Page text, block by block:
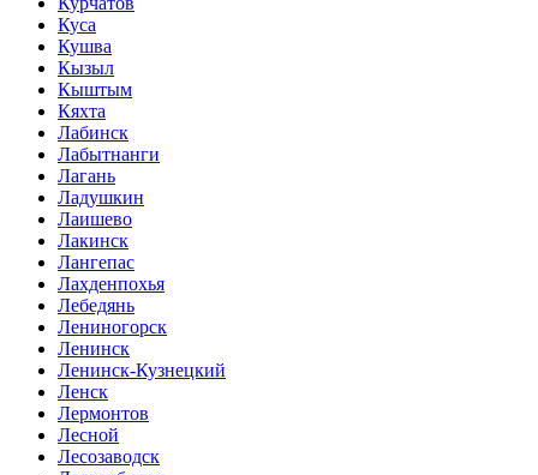
Куса
Кушва
Кызыл
Кыштым
Кяхта
Лабинск
Лабытнанги
Лагань
Ладушкин
Лаишево
Лакинск
Лангепас
Лахденпохья
Лебедянь
Лениногорск
Ленинск
Ленинск-Кузнецкий
Ленск
Лермонтов
Лесной
Лесозаводск